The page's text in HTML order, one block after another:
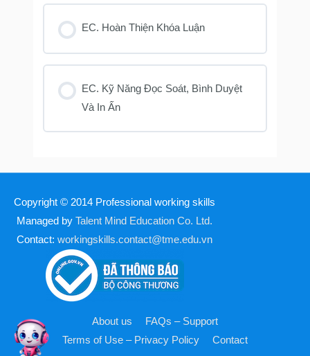
EC. Hoàn Thiện Khóa Luận
EC. Kỹ Năng Đọc Soát, Bình Duyệt
Và In Ấn
Copyright © 2014 Professional working skills
Managed by Talent Mind Education Co. Ltd.
Contact: workingskills.contact@tme.edu.vn
About us
FAQs – Support
Terms of Use – Privacy Policy
Contact